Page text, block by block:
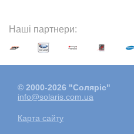
Наші партнери:
© 2000-2026 "Соляріс"
info@solaris.com.ua
Карта сайту